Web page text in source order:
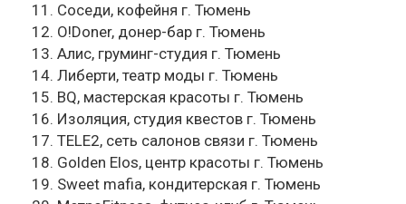
11. Соседи, кофейня г. Тюмень
12. O!Doner, донер-бар г. Тюмень
13. Алис, груминг-студия г. Тюмень
14. Либерти, театр моды г. Тюмень
15. BQ, мастерская красоты г. Тюмень
16. Изоляция, студия квестов г. Тюмень
17. TELE2, сеть салонов связи г. Тюмень
18. Golden Elos, центр красоты г. Тюмень
19. Sweet mafia, кондитерская г. Тюмень